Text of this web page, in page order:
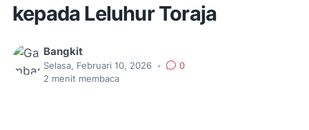
kepada Leluhur Toraja
Bangkit
Selasa, Februari 10, 2026 •
0
2 menit membaca